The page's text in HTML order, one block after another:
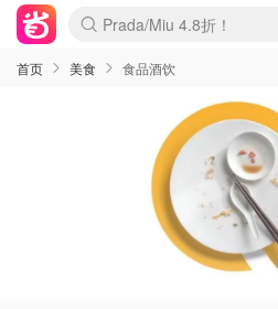
麦卢卡蜂蜜夏促！个位数！
Prada/Miu 4.8折！
啥？必胜客披萨5折！
首页 美食 食品酒饮